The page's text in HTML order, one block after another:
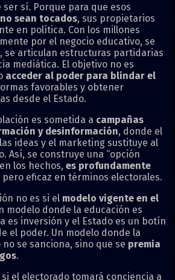
sí. Porque para que esos
sean tocados, sus propietarios
en política. Con los millones
por el negocio educativo, se
se articulan estructuras partidarias
mediática. El objetivo no es
acceder al poder para blindar el
favorables y obtener
desde el Estado.
es sometida a campañas
y desinformación, donde el
ideas y el marketing sustituye al
Así, se construye una “opción
los hechos, es profundamente
pero eficaz en términos electorales.
no es si el modelo vigente en el
modelo donde la educación es
es inversión y el Estado es un botín
el poder. Un modelo donde la
se sanciona, sino que se premia
.
el electorado tomará conciencia a